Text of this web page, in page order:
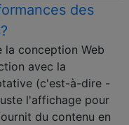
des
la conception Web
avec la
(c'est-à-dire -
l'affichage pour
du contenu en